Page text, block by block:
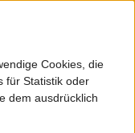
ÖPNV-
Cookies, die
für Statistik oder
dem ausdrücklich